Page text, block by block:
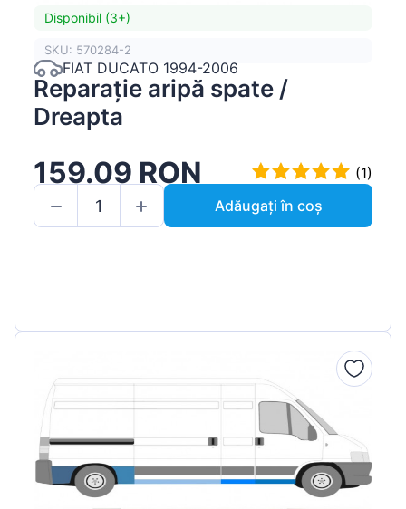
Disponibil (3+)
SKU: 570284-2
FIAT DUCATO 1994-2006
Reparație aripă spate /
Dreapta
159.09 RON
(1)
Adăugați în coș